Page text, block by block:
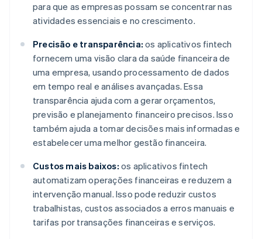
para que as empresas possam se concentrar nas
atividades essenciais e no crescimento.
Precisão e transparência: os aplicativos fintech
fornecem uma visão clara da saúde financeira de
uma empresa, usando processamento de dados
em tempo real e análises avançadas. Essa
transparência ajuda com a gerar orçamentos,
previsão e planejamento financeiro precisos. Isso
também ajuda a tomar decisões mais informadas e
estabelecer uma melhor gestão financeira.
Custos mais baixos: os aplicativos fintech
automatizam operações financeiras e reduzem a
intervenção manual. Isso pode reduzir custos
trabalhistas, custos associados a erros manuais e
tarifas por transações financeiras e serviços.